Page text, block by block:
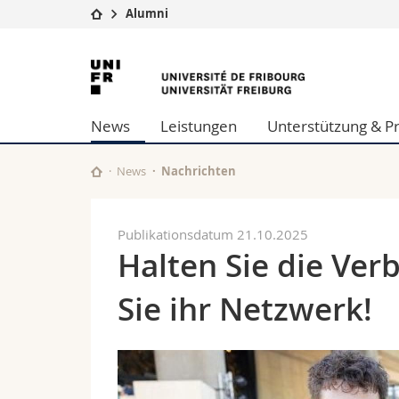
Universität
Studium
Forschung
Universität
Weiterbildung
Wirtschafts-
Philosophische
Alumni
Universität
Freiburg
News Leistungen Unterstützung &
News Nachrichten
Publikationsdatum 21.10.2025
Halten Sie die
Sie ihr Netzwerk!